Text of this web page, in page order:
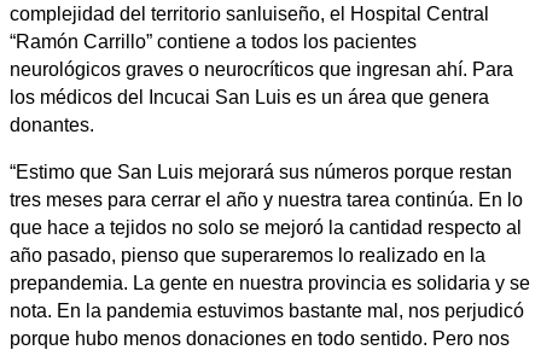
complejidad del territorio sanluiseño, el Hospital Central
“Ramón Carrillo” contiene a todos los pacientes
neurológicos graves o neurocríticos que ingresan ahí. Para
los médicos del Incucai San Luis es un área que genera
donantes.
“Estimo que San Luis mejorará sus números porque restan
tres meses para cerrar el año y nuestra tarea continúa. En lo
que hace a tejidos no solo se mejoró la cantidad respecto al
año pasado, pienso que superaremos lo realizado en la
prepandemia. La gente en nuestra provincia es solidaria y se
nota. En la pandemia estuvimos bastante mal, nos perjudicó
porque hubo menos donaciones en todo sentido. Pero nos